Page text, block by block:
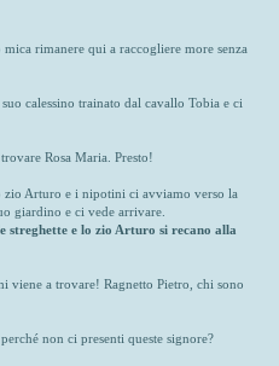
rimanere qui a raccogliere more senza
calessino trainato dal cavallo Tobia e ci
Rosa Maria. Presto!
zio Arturo e i nipotini ci avviamo verso la
giardino e ci vede arrivare.
streghette e lo zio Arturo si recano alla
viene a trovare! Ragnetto Pietro, chi sono
non ci presenti queste signore?